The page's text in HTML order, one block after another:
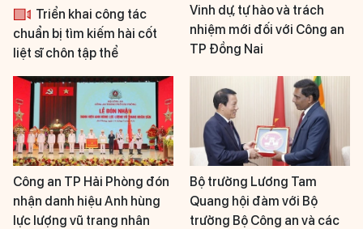
Triển khai công tác
chuẩn bị tìm kiếm hài cốt
liệt sĩ chôn tập thể
Vinh dự, tự hào và trách
nhiệm mới đối với Công an
TP Đồng Nai
Công an TP Hải Phòng đón
nhận danh hiệu Anh hùng
lực lượng vũ trang nhân
Bộ trưởng Lương Tam
Quang hội đàm với Bộ
trưởng Bộ Công an và các